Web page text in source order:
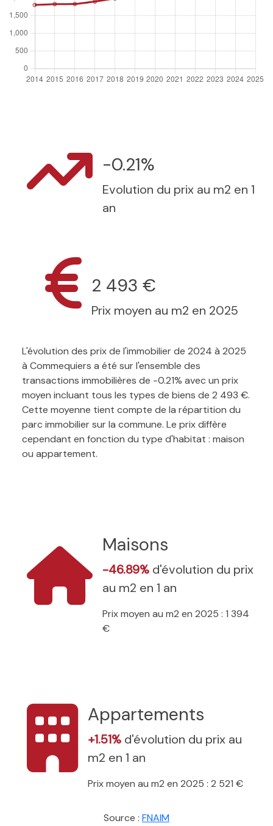
-0.21%
Evolution du prix au m2 en 1
an
2 493 €
Prix moyen au m2 en 2025
L'évolution des prix de l'immobilier de 2024 à 2025
à Commequiers a été sur l'ensemble des
transactions immobilières de -0.21% avec un prix
moyen incluant tous les types de biens de 2 493 €.
Cette moyenne tient compte de la répartition du
parc immobilier sur la commune. Le prix diffère
cependant en fonction du type d'habitat : maison
ou appartement.
Maisons
-46.89% d'évolution du prix
au m2 en 1 an
Prix moyen au m2 en 2025 : 1 394
€
Appartements
+1.51% d'évolution du prix au
m2 en 1 an
Prix moyen au m2 en 2025 : 2 521 €
Source : FNAIM